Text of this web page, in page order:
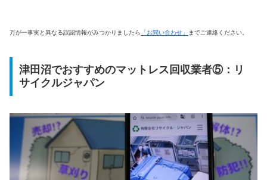
万が一事実と異なる誤認情報がみつかりましたら 「お問い合わせ」 までご連絡ください。
津田沼でおすすめのマットレス回収業者⑤：リ
サイクルジャパン